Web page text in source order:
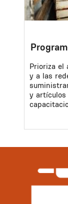
Prioriza el
y a las
y